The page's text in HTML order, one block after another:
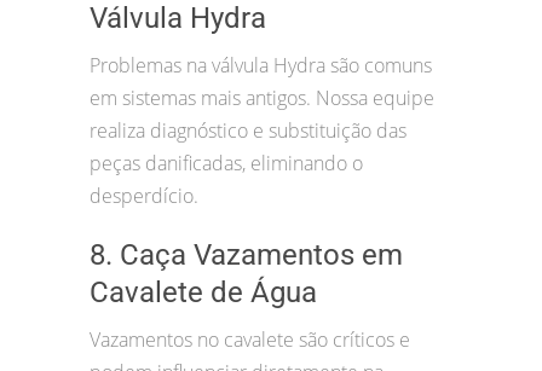
Válvula Hydra
Problemas na válvula Hydra são comuns
em sistemas mais antigos. Nossa equipe
realiza diagnóstico e substituição das
peças danificadas, eliminando o
desperdício.
8. Caça Vazamentos em
Cavalete de Água
Vazamentos no cavalete são críticos e